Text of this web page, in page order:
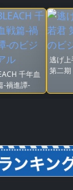
千年血
-禍進譚-
逃げ
第二期